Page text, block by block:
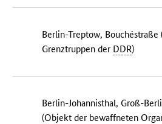
Berlin-Treptow,
Grenztruppen der DDR)
Berlin-Johannisthal, Groß-
(Objekt der bewaffneten